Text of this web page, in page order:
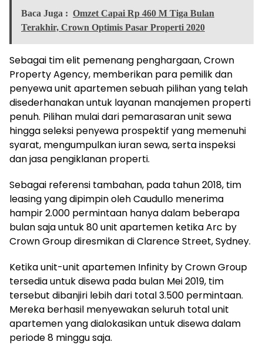
Baca Juga : Omzet Capai Rp 460 M Tiga Bulan
Terakhir, Crown Optimis Pasar Properti 2020
Sebagai tim elit pemenang penghargaan, Crown
Property Agency, memberikan para pemilik dan
penyewa unit apartemen sebuah pilihan yang telah
disederhanakan untuk layanan manajemen properti
penuh. Pilihan mulai dari pemarasaran unit sewa
hingga seleksi penyewa prospektif yang memenuhi
syarat, mengumpulkan iuran sewa, serta inspeksi
dan jasa pengiklanan properti.
Sebagai referensi tambahan, pada tahun 2018, tim
leasing yang dipimpin oleh Caudullo menerima
hampir 2.000 permintaan hanya dalam beberapa
bulan saja untuk 80 unit apartemen ketika Arc by
Crown Group diresmikan di Clarence Street, Sydney.
Ketika unit-unit apartemen Infinity by Crown Group
tersedia untuk disewa pada bulan Mei 2019, tim
tersebut dibanjiri lebih dari total 3.500 permintaan.
Mereka berhasil menyewakan seluruh total unit
apartemen yang dialokasikan untuk disewa dalam
periode 8 minggu saja.